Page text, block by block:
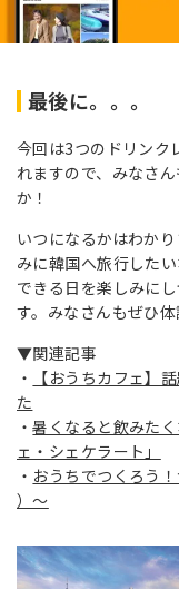
最後に。。。
今回は3つのドリンク
れますので、みなさ
か！
いつになるかはわか
みに韓国へ旅行した
できる日を楽しみに
す。みなさんもぜひ
▼関連記事
・
【おうちカフェ】
た
・暑くなると飲みた
ェ・シェケラート」
・ おうちでつくろう
）〜